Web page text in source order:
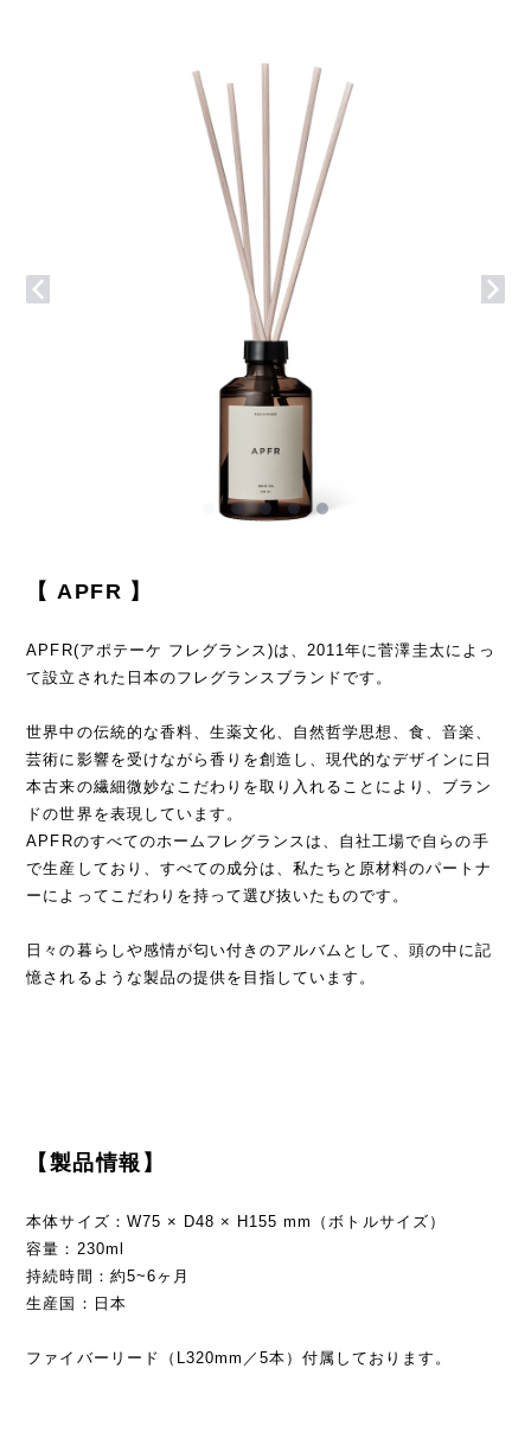
【 APFR 】
APFR(アポテーケ フレグランス)は、2011年に菅澤圭太によっ
て設立された日本のフレグランスブランドです。
世界中の伝統的な香料、生薬文化、自然哲学思想、食、音楽、
芸術に影響を受けながら香りを創造し、現代的なデザインに日
本古来の繊細微妙なこだわりを取り入れることにより、ブラン
ドの世界を表現しています。
APFRのすべてのホームフレグランスは、自社工場で自らの手
で生産しており、すべての成分は、私たちと原材料のパートナ
ーによってこだわりを持って選び抜いたものです。
日々の暮らしや感情が匂い付きのアルバムとして、頭の中に記
憶されるような製品の提供を目指しています。
【製品情報】
本体サイズ：W75 × D48 × H155 mm（ボトルサイズ）
容量：230ml
持続時間：約5~6ヶ月
生産国：日本
ファイバーリード（L320mm／5本）付属しております。